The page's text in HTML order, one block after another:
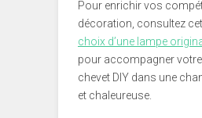
Pour enrichir vos
décoration, consultez
choix d’une lampe
pour accompagner
chevet DIY dans une
et chaleureuse.